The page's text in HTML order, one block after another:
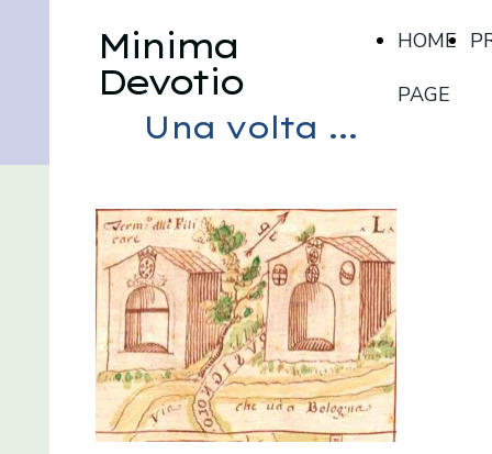
HOME
PAGE
Minima
Devotio
Una volta ...